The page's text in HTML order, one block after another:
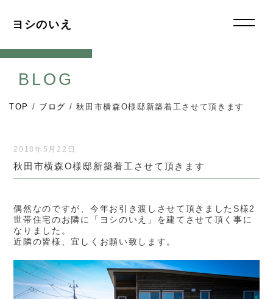
ヨシのいえ
BLOG
TOP / ブログ / 秋田市横森O様邸新築着工させて頂きます
2018年5月22日
秋田市横森O様邸新築着工させて頂きます
偶然なのですが、今年お引き渡しさせて頂きましたS様2
世帯住宅のお隣に「ヨシのいえ」を建てさせて頂く事に
なりました。
近隣の皆様、宜しくお願い致します。